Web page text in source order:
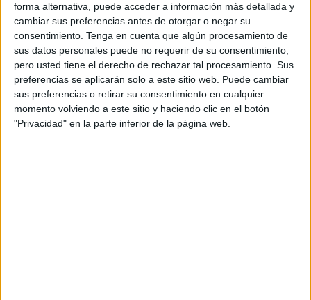
forma alternativa, puede acceder a información más detallada y
cambiar sus preferencias antes de otorgar o negar su
consentimiento. Tenga en cuenta que algún procesamiento de
sus datos personales puede no requerir de su consentimiento,
pero usted tiene el derecho de rechazar tal procesamiento. Sus
preferencias se aplicarán solo a este sitio web. Puede cambiar
sus preferencias o retirar su consentimiento en cualquier
momento volviendo a este sitio y haciendo clic en el botón
"Privacidad" en la parte inferior de la página web.
enfermería y fisioterapia en Ceuta”.
Satse ha dejado clara la confianza que tiene “en la
capacidad de Carolina Chaves para liderar laSecretaría
de Formación ”, así como “asumir la responsabilidad de
Fuden”, al tiempo de destacar “su trayectoria profesional y
su compromiso con el avance de la enfermería y la
fisioterapia en la ciudad”.